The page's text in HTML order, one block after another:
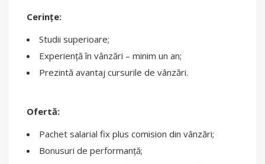
Cerințe:
Studii superioare;
Experiență în vânzări – minim un an;
Prezintă avantaj cursurile de vânzări.
Ofertă:
Pachet salarial fix plus comision din vânzări;
Bonusuri de performanță;